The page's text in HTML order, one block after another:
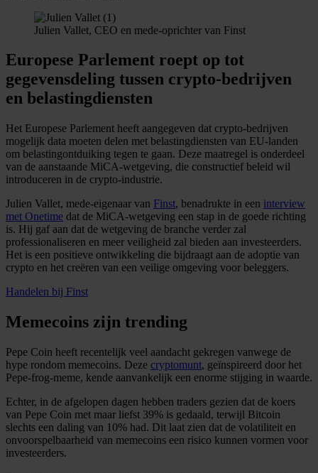
Julien Vallet, CEO en mede-oprichter van Finst
Europese Parlement roept op tot
gegevensdeling tussen crypto-bedrijven
en belastingdiensten
Het Europese Parlement heeft aangegeven dat crypto-bedrijven
mogelijk data moeten delen met belastingdiensten van EU-landen
om belastingontduiking tegen te gaan. Deze maatregel is onderdeel
van de aanstaande MiCA-wetgeving, die constructief beleid wil
introduceren in de crypto-industrie.
Julien Vallet, mede-eigenaar van Finst, benadrukte in een interview
met Onetime dat de MiCA-wetgeving een stap in de goede richting
is. Hij gaf aan dat de wetgeving de branche verder zal
professionaliseren en meer veiligheid zal bieden aan investeerders.
Het is een positieve ontwikkeling die bijdraagt aan de adoptie van
crypto en het creëren van een veilige omgeving voor beleggers.
Handelen bij Finst
Memecoins zijn trending
Pepe Coin heeft recentelijk veel aandacht gekregen vanwege de
hype rondom memecoins. Deze cryptomunt, geïnspireerd door het
Pepe-frog-meme, kende aanvankelijk een enorme stijging in waarde.
Echter, in de afgelopen dagen hebben traders gezien dat de koers
van Pepe Coin met maar liefst 39% is gedaald, terwijl Bitcoin
slechts een daling van 10% had. Dit laat zien dat de volatiliteit en
onvoorspelbaarheid van memecoins een risico kunnen vormen voor
investeerders.